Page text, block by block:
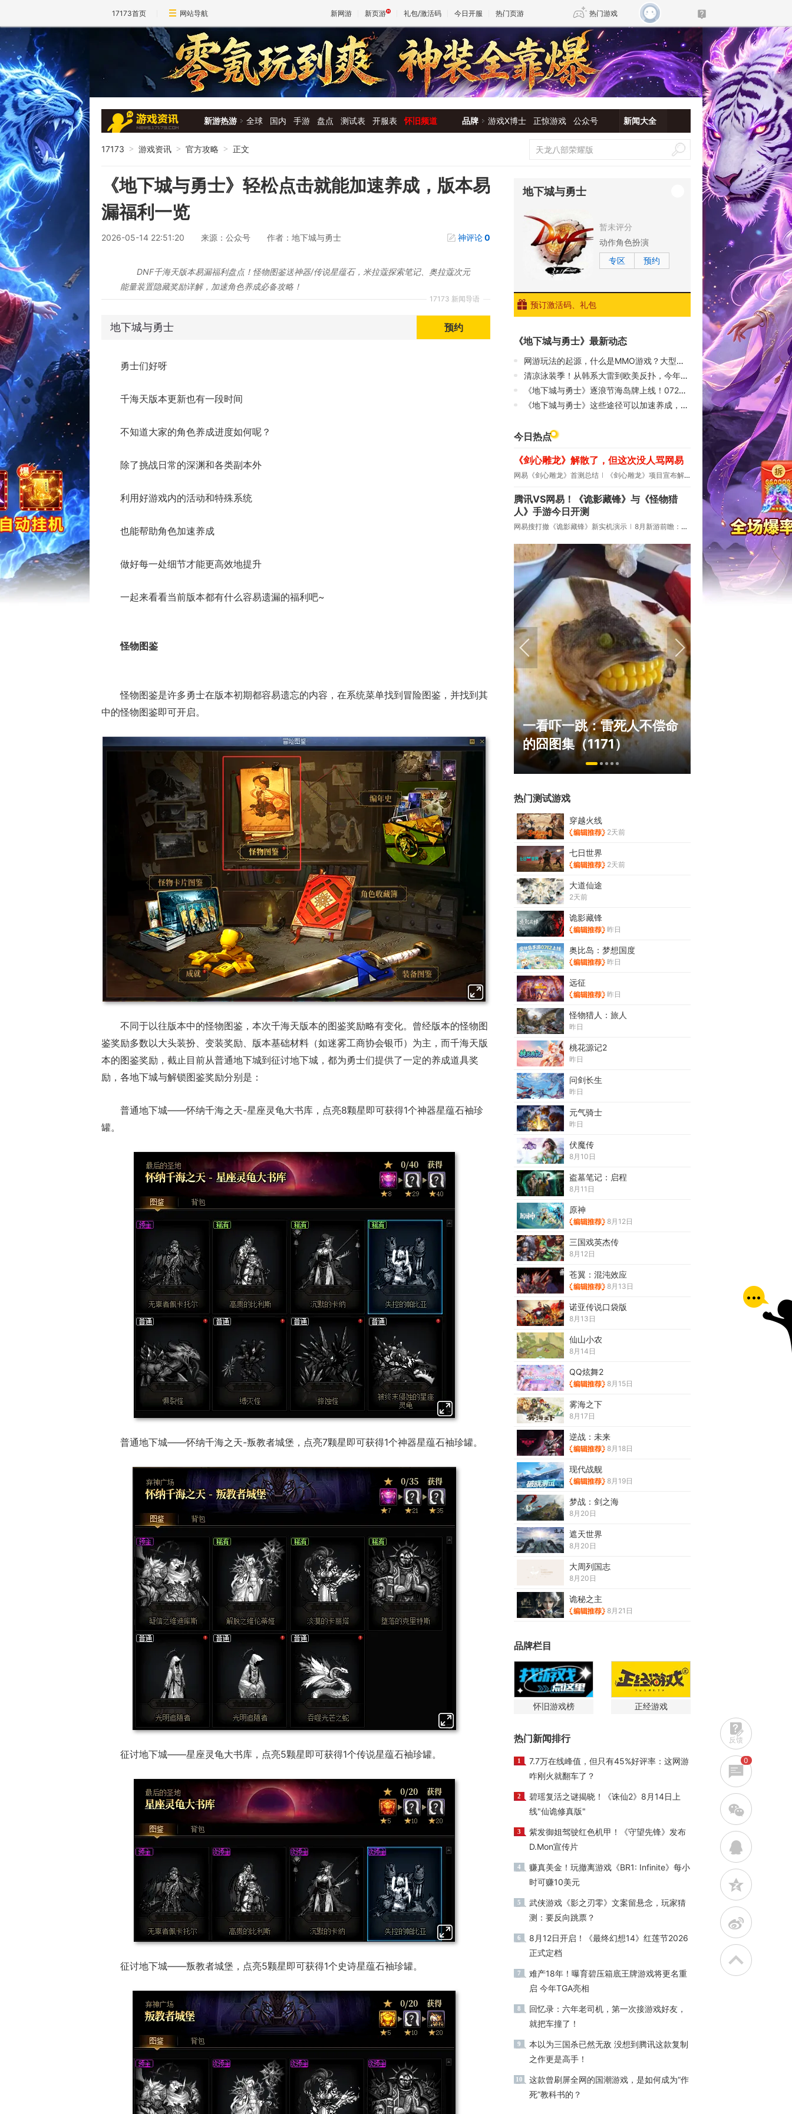
17173首页 网站导航 新网游 新页游 礼包/激活码 今日开服 热门页游 热门游戏
魔兽 DNF 传奇4
新游热游 全球 国内 手游 盘点 测试表 开服表 怀旧频道 品牌 游戏X博士 正惊游戏 公众号 新闻大全
17173 > 游戏资讯 > 官方攻略 > 正文
《地下城与勇士》轻松点击就能加速养成，版本易
漏福利一览
2026-05-14 22:51:20 来源：公众号 作者：地下城与勇士 神评论0
17173 新闻导语
DNF千海天版本易漏福利盘点！怪物图鉴送神器/传说星蕴石，米拉蔻探索笔记、奥拉蔻次元
能量装置隐藏奖励详解，加速角色养成必备攻略！
地下城与勇士 预约
勇士们好呀
千海天版本更新也有一段时间
不知道大家的角色养成进度如何呢？
除了挑战日常的深渊和各类副本外
利用好游戏内的活动和特殊系统
也能帮助角色加速养成
做好每一处细节才能更高效地提升
一起来看看当前版本都有什么容易遗漏的福利吧~
怪物图鉴
怪物图鉴是许多勇士在版本初期都容易遗忘的内容，在系统菜单找到冒险图鉴，并找到其
中的怪物图鉴即可开启。
不同于以往版本中的怪物图鉴，本次千海天版本的图鉴奖励略有变化。曾经版本的怪物图
鉴奖励多数以大头装扮、变装奖励、版本基础材料（如迷雾工商协会银币）为主，而千海天版
本的图鉴奖励，截止目前从普通地下城到征讨地下城，都为勇士们提供了一定的养成道具奖
励，各地下城与解锁图鉴奖励分别是：
普通地下城——怀纳千海之天-星座灵龟大书库，点亮8颗星即可获得1个神器星蕴石袖珍
罐。
普通地下城——怀纳千海之天-叛教者城堡，点亮7颗星即可获得1个神器星蕴石袖珍罐。
征讨地下城——星座灵龟大书库，点亮5颗星即可获得1个传说星蕴石袖珍罐。
征讨地下城——叛教者城堡，点亮5颗星即可获得1个史诗星蕴石袖珍罐。
地下城与勇士
暂未评分
动作角色扮演
专区
预约
预订激活码、礼包
《地下城与勇士》最新动态
网游玩法的起源，什么是MMO游戏？大型多人在线网游的魅力体现在哪？
清凉泳装季！从韩系大雷到欧美反扑，今年夏天大饱眼福
《地下城与勇士》逐浪节海岛牌上线！0723版本更新内容介绍
《地下城与勇士》这些途径可以加速养成，115级史诗套装获取指南
今日热点
《剑心雕龙》解散了，但这次没人骂网易
网易《剑心雕龙》首测总结 《剑心雕龙》项目宣布解散
腾讯VS网易！《诡影藏锋》与《怪物猎
人》手游今日开测
网易搜打撤《诡影藏锋》新实机演示 8月新游前瞻：《诡秘之主》领衔
爆开启
一看吓一跳：雷死人不偿命
的囧图集（1171）
热门测试游戏
穿越火线
2天前
七日世界
2天前
大道仙途
2天前
诡影藏锋
昨日
奥比岛：梦想国度
昨日
远征
昨日
怪物猎人：旅人
昨日
桃花源记2
昨日
问剑长生
昨日
元气骑士
昨日
伏魔传
8月10日
盗墓笔记：启程
8月11日
原神
8月12日
三国戏英杰传
8月12日
苍翼：混沌效应
8月13日
诺亚传说口袋版
8月13日
仙山小农
8月14日
QQ炫舞2
8月15日
雾海之下
8月17日
逆战：未来
8月18日
现代战舰
8月19日
梦战：剑之海
8月20日
遮天世界
8月20日
大周列国志
8月20日
诡秘之主
8月21日
品牌栏目
怀旧游戏榜 正经游戏
热门新闻排行
1
7.7万在线峰值，但只有45%好评率：这网游
咋刚火就翻车了？
2
碧瑶复活之谜揭晓！《诛仙2》8月14日上
线"仙诡修真版"
3
紫发御姐驾驶红色机甲！《守望先锋》发布
D.Mon宣传片
4
赚真美金！玩撤离游戏《BR1: Infinite》每小
时可赚10美元
5
武侠游戏《影之刃零》文案留悬念，玩家猜
测：要反向跳票？
6
8月12日开启！《最终幻想14》红莲节2026
正式定档
7
难产18年！曝育碧压箱底王牌游戏将更名重
启 今年TGA亮相
8
回忆录：六年老司机，第一次接游戏好友，
就把车撞了！
9
本以为三国杀已然无敌 没想到腾讯这款复制
之作更是高手！
10
这款曾刷屏全网的国潮游戏，是如何成为“作
死”教科书的？
反馈
0
w
q
z
t